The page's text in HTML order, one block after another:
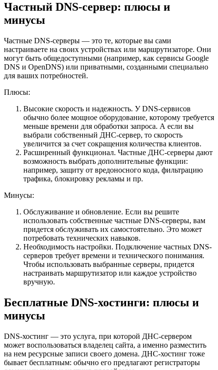
Частный DNS-сервер: плюсы и
минусы
Частные DNS-серверы — это те, которые вы сами
настраиваете на своих устройствах или маршрутизаторе. Они
могут быть общедоступными (например, как сервисы Google
DNS и OpenDNS) или приватными, созданными специально
для ваших потребностей.
Плюсы:
Высокие скорость и надежность. У DNS-сервисов
обычно более мощное оборудование, которому требуется
меньше времени для обработки запроса. А если вы
выбрали собственный ДНС-сервер, то скорость
увеличится за счет сокращения количества клиентов.
Расширенный функционал. Частные ДНС-серверы дают
возможность выбрать дополнительные функции:
например, защиту от вредоносного кода, фильтрацию
трафика, блокировку рекламы и пр.
Минусы:
Обслуживание и обновление. Если вы решите
использовать собственные частные DNS-серверы, вам
придется обслуживать их самостоятельно. Это может
потребовать технических навыков.
Необходимость настройки. Подключение частных DNS-
серверов требует времени и технического понимания.
Чтобы использовать выбранные серверы, придется
настраивать маршрутизатор или каждое устройство
вручную.
Бесплатные DNS-хостинги: плюсы и
минусы
DNS-хостинг — это услуга, при которой ДНС-сервером
может воспользоваться владелец сайта, а именно разместить
на нем ресурсные записи своего домена. ДНС-хостинг тоже
бывает бесплатным: обычно его предлагают регистраторы